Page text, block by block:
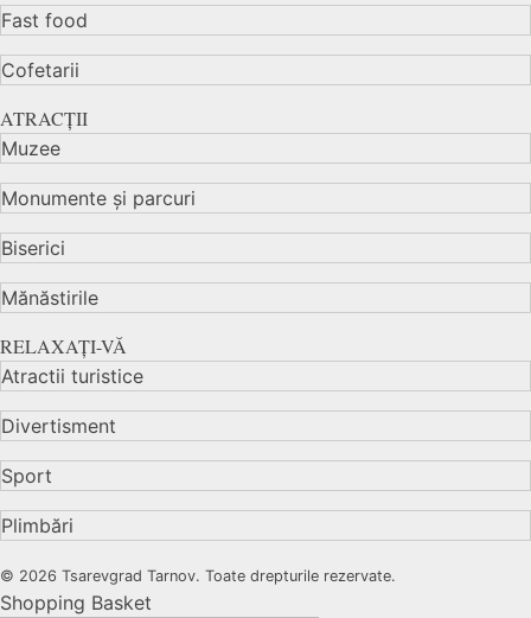
Fast food
Cofetarii
ATRACȚII
Muzee
Monumente și parcuri
Biserici
Mănăstirile
RELAXAȚI-VĂ
Atractii turistice
Divertisment
Sport
Plimbări
© 2026 Tsarevgrad Tarnov. Toate drepturile rezervate.
Shopping Basket